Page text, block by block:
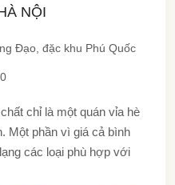
NỘI
Đạo, đặc khu Phú Quốc
chỉ là một quán vỉa hè
Một phần vì giá cả bình
các loại phù hợp với